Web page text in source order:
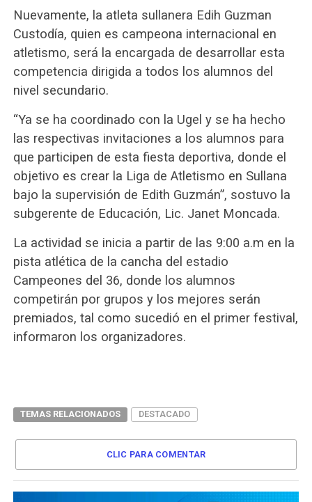
Nuevamente, la atleta sullanera Edih Guzman
Custodía, quien es campeona internacional en
atletismo, será la encargada de desarrollar esta
competencia dirigida a todos los alumnos del
nivel secundario.
“Ya se ha coordinado con la Ugel y se ha hecho
las respectivas invitaciones a los alumnos para
que participen de esta fiesta deportiva, donde el
objetivo es crear la Liga de Atletismo en Sullana
bajo la supervisión de Edith Guzmán”, sostuvo la
subgerente de Educación, Lic. Janet Moncada.
La actividad se inicia a partir de las 9:00 a.m en la
pista atlética de la cancha del estadio
Campeones del 36, donde los alumnos
competirán por grupos y los mejores serán
premiados, tal como sucedió en el primer festival,
informaron los organizadores.
TEMAS RELACIONADOS DESTACADO
CLIC PARA COMENTAR